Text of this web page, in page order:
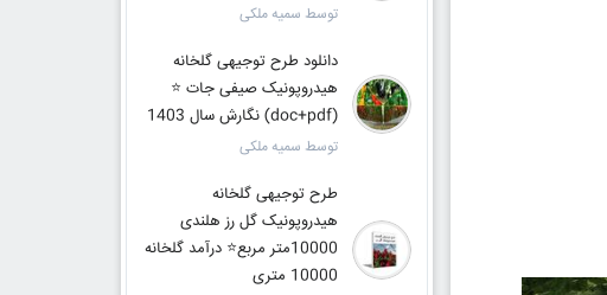
توسط سمیه ملکی
دانلود طرح توجیهی گلخانه
هیدروپونیک صیفی جات ⭐️
(doc+pdf) نگارش سال 1403
توسط سمیه ملکی
طرح توجیهی گلخانه
هیدروپونیک گل رز هلندی
10000متر مربع⭐️ درآمد گلخانه
10000 متری